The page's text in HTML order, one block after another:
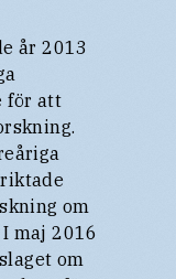
år 2013
för att
om
maj 2016
om